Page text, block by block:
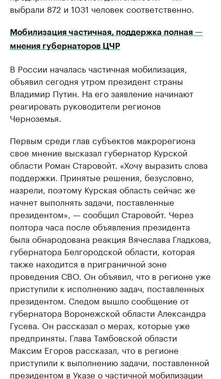
выбрали 872 и 1031 человек соответственно.
Мобилизация частичная, поддержка полная —
мнения губернаторов ЦЧР
В России началась частичная мобилизация,
объявил сегодня утром президент страны
Владимир Путин. На его заявление начинают
реагировать руководители регионов
Черноземья.
Первым среди глав субъектов макрорегиона
свое мнение высказал губернатор Курской
области Роман Старовойт. «Хочу выразить слова
поддержки. Принятые решения, безусловно,
назрели, поэтому Курская область сейчас же
начнет выполнять задачи, поставленные
президентом», — сообщил Старовойт. Через
полтора часа после объявления президента
была обнародована реакция Вячеслава Гладкова,
губернатора Белгородской области, которая
также находится в приграничной зоне
проведения СВО. Он объявил, что в регионе уже
приступили к исполнению задач, поставленных
президентом. Следом вышло сообщение от
губернатора Воронежской области Александра
Гусева. Он рассказал о мерах, которые уже
предприняты. Глава Тамбовской области
Максим Егоров рассказал, что в регионе
приступили к выполнению задачи, поставленной
президентом в Указе о частичной мобилизации